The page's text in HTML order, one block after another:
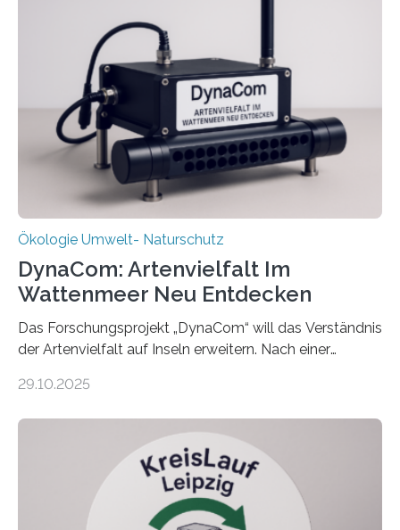
Ökologie Umwelt- Naturschutz
DynaCom: Artenvielfalt Im
Wattenmeer Neu Entdecken
Das Forschungsprojekt „DynaCom“ will das Verständnis
der Artenvielfalt auf Inseln erweitern. Nach einer
Beobachtungen im Wattenmeer ist nun eine große
Oldenburg befassen sich insbesondere damit, wie ein
Ökosystem gedeiht – und wie sich dieser Prozess
verlässlich prognostizieren lässt. Grünes Licht für
„DynaCom“: Die Deutsche Forschungsgemeinschaft
(DFG) fördert das Anfang 2019 gestartete
29.10.2025